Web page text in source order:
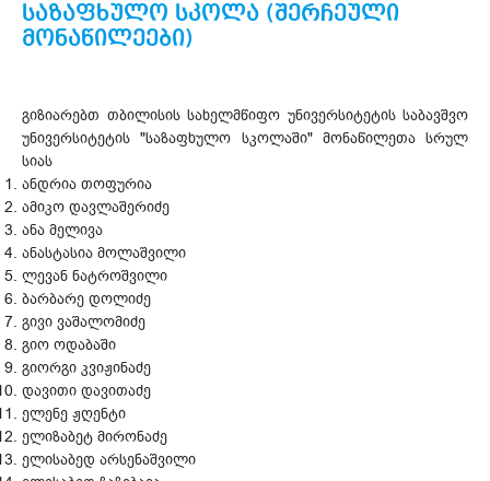
საზაფხულო სკოლა (შერჩეული
მონაწილეები)
გიზიარებთ თბილისის სახელმწიფო უნივერსიტეტის საბავშვო
უნივერსიტეტის "საზაფხულო სკოლაში" მონაწილეთა სრულ
სიას
ანდრია თოფურია
ამიკო დავლაშერიძე
ანა მელივა
ანასტასია მოლაშვილი
ლევან ნატროშვილი
ბარბარე დოლიძე
გივი ვაშალომიძე
გიო ოდაბაში
გიორგი კვიჟინაძე
დავითი დავითაძე
ელენე ჟღენტი
ელიზაბეტ მირონაძე
ელისაბედ არსენაშვილი